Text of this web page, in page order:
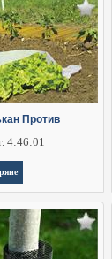
Против
4:46:01